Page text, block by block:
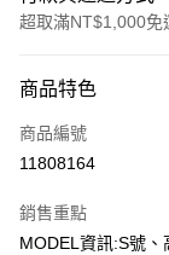
超取滿NT$1,000免
信用卡一次付款
超商取貨付款
Apple Pay
商品特色
商品編號
11808164
銷售重點
MODEL資訊:S號